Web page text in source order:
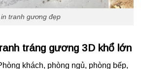
in tranh gương đẹp
tráng gương 3D khổ lớn
khách, phòng ngủ, phòng bếp,